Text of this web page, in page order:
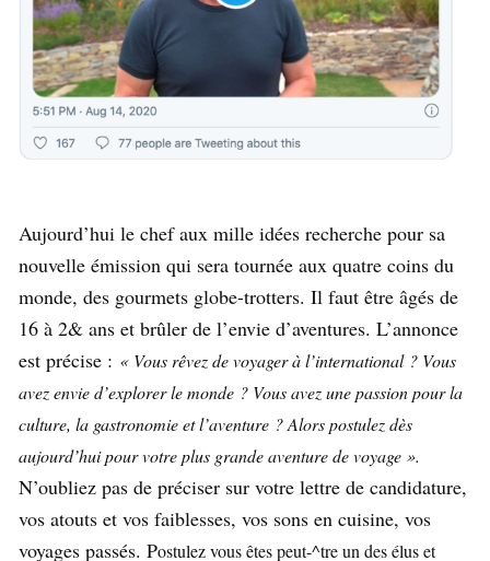
Aujourd’hui le chef aux mille idées recherche pour sa
nouvelle émission qui sera tournée aux quatre coins du
monde, des gourmets globe-trotters. Il faut être âgés de
16 à 2& ans et brûler de l’envie d’aventures. L’annonce
est précise : « Vous rêvez de voyager à l’international ? Vous
avez envie d’explorer le monde ? Vous avez une passion pour la
culture, la gastronomie et l’aventure ? Alors postulez dès
aujourd’hui pour votre plus grande aventure de voyage ».
N’oubliez pas de préciser sur votre lettre de candidature,
vos atouts et vos faiblesses, vos sons en cuisine, vos
voyages passés. Postulez vous êtes peut-^tre un des élus et